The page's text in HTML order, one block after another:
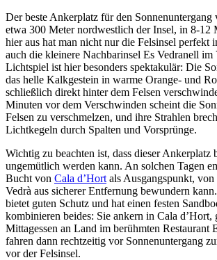
Der beste Ankerplatz für den Sonnenuntergang
etwa 300 Meter nordwestlich der Insel, in 8-12
hier aus hat man nicht nur die Felsinsel perfekt
auch die kleinere Nachbarinsel Es Vedranell im
Lichtspiel ist hier besonders spektakulär: Die
das helle Kalkgestein in warme Orange- und
schließlich direkt hinter dem Felsen
Minuten vor dem Verschwinden scheint die
Felsen zu verschmelzen, und ihre Strahlen
Lichtkegeln durch Spalten und Vorsprünge.
Wichtig zu beachten ist, dass dieser Ankerplatz
ungemütlich werden kann. An solchen Tagen
Bucht von Cala d’Hort als Ausgangspunkt,
Vedrà aus sicherer Entfernung bewundern
bietet guten Schutz und hat einen festen
kombinieren beides: Sie ankern in Cala d’Hort,
Mittagessen an Land im berühmten Restaurant
fahren dann rechtzeitig vor Sonnenuntergang
vor der Felsinsel.